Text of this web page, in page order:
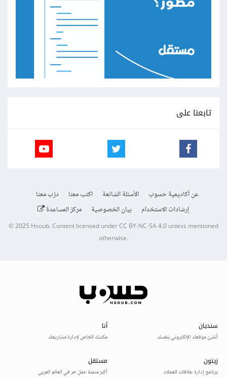
تابعنا على
عن أكاديمية حسوب الأسئلة الشائعة اكتب معنا
درّب معنا
إرشادات الاستخدام
بيان الخصوصية مركز المساعدة
© 2025Hsoub.Content licensed underCC BY-NC-SA 4.0unless mentioned
otherwise.